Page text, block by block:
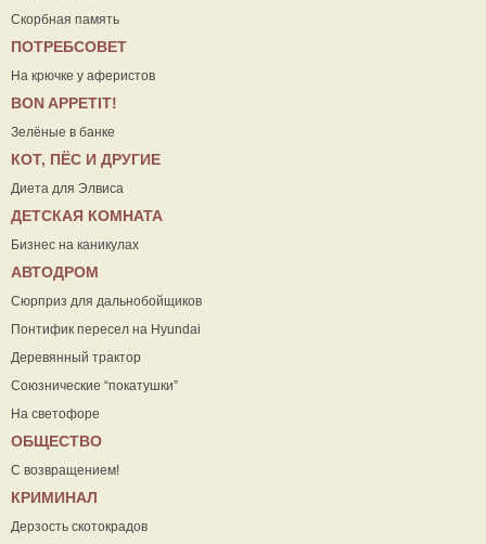
Скорбная память
ПОТРЕБСОВЕТ
На крючке у аферистов
ВON APPETIT!
Зелёные в банке
КОТ, ПЁС И ДРУГИЕ
Диета для Элвиса
ДЕТСКАЯ КОМНАТА
Бизнес на каникулах
АВТОДРОМ
Сюрприз для дальнобойщиков
Понтифик пересел на Hyundai
Деревянный трактор
Союзнические “покатушки”
На светофоре
ОБЩЕСТВО
С возвращением!
КРИМИНАЛ
Дерзость скотокрадов